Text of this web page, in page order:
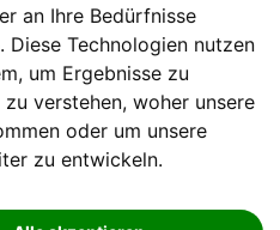
an Ihre Bedürfnisse
Diese Technologien nutzen
um Ergebnisse zu
zu verstehen, woher unsere
oder um unsere
zu entwickeln.